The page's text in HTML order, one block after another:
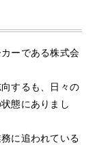
ーである株式会
するも、日々の
態にありまし
に追われている